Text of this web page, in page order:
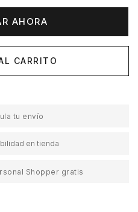
AHORA
CARRITO
tu envío
en tienda
Shopper gratis